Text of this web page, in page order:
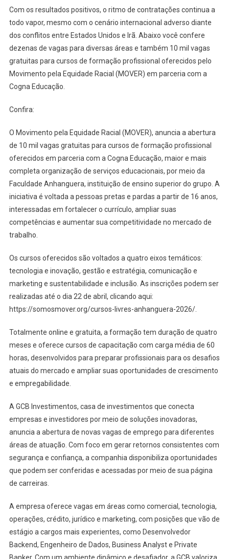
Com os resultados positivos, o ritmo de contratações continua a
todo vapor, mesmo com o cenário internacional adverso diante
dos conflitos entre Estados Unidos e Irã. Abaixo você confere
dezenas de vagas para diversas áreas e também 10 mil vagas
gratuitas para cursos de formação profissional oferecidos pelo
Movimento pela Equidade Racial (MOVER) em parceria com a
Cogna Educação.
Confira:
O Movimento pela Equidade Racial (MOVER), anuncia a abertura
de 10 mil vagas gratuitas para cursos de formação profissional
oferecidos em parceria com a Cogna Educação, maior e mais
completa organização de serviços educacionais, por meio da
Faculdade Anhanguera, instituição de ensino superior do grupo. A
iniciativa é voltada a pessoas pretas e pardas a partir de 16 anos,
interessadas em fortalecer o currículo, ampliar suas
competências e aumentar sua competitividade no mercado de
trabalho.
Os cursos oferecidos são voltados a quatro eixos temáticos:
tecnologia e inovação, gestão e estratégia, comunicação e
marketing e sustentabilidade e inclusão. As inscrições podem ser
realizadas até o dia 22 de abril, clicando aqui:
https://somosmover.org/cursos-livres-anhanguera-2026/.
Totalmente online e gratuita, a formação tem duração de quatro
meses e oferece cursos de capacitação com carga média de 60
horas, desenvolvidos para preparar profissionais para os desafios
atuais do mercado e ampliar suas oportunidades de crescimento
e empregabilidade.
A GCB Investimentos, casa de investimentos que conecta
empresas e investidores por meio de soluções inovadoras,
anuncia a abertura de novas vagas de emprego para diferentes
áreas de atuação. Com foco em gerar retornos consistentes com
segurança e confiança, a companhia disponibiliza oportunidades
que podem ser conferidas e acessadas por meio de sua página
de carreiras.
A empresa oferece vagas em áreas como comercial, tecnologia,
operações, crédito, jurídico e marketing, com posições que vão de
estágio a cargos mais experientes, como Desenvolvedor
Backend, Engenheiro de Dados, Business Analyst e Private
Banker. Com um ambiente dinâmico e desafiador, a GCB valoriza